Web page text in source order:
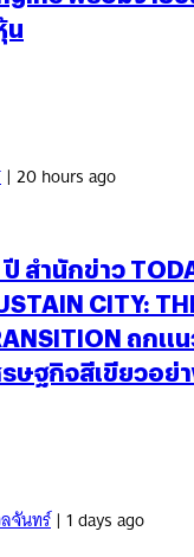
น
| 20 hours ago
สำนักข่าว
CITY:
ถกแ
ษฐกิจสีเขียวอย่
จันทร์| 1 days ago